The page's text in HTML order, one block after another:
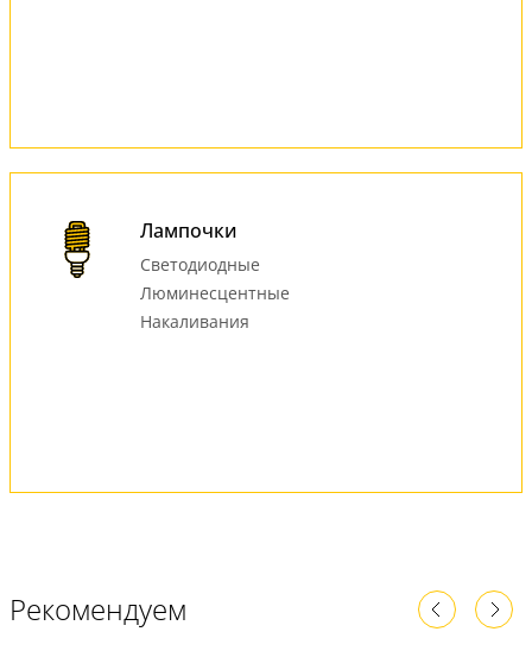
Лампочки
Светодиодные
Люминесцентные
Накаливания
Рекомендуем